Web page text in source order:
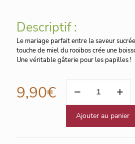
Descriptif :
Le mariage parfait entre la saveur
touche de miel du rooibos crée une
Une véritable gâterie pour les papilles !
9,90€
vanille,Ajouter au panier